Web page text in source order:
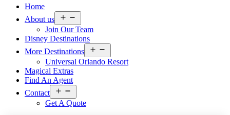
Home
About us
Join Our Team
Disney Destinations
More Destinations
Universal Orlando Resort
Magical Extras
Find An Agent
Contact
Get A Quote